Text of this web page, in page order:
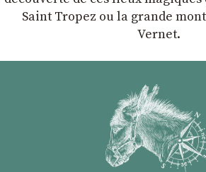
Saint Tropez ou la grande
Vernet.